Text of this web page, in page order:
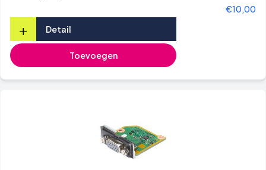
€10,00
+ Detail
Toevoegen